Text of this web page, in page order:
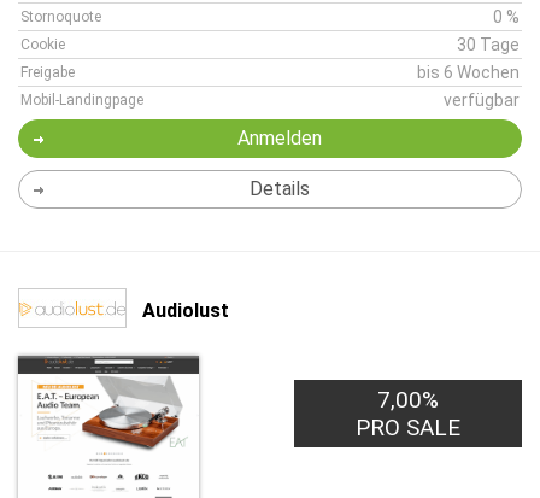
Stornoquote 0 %
Cookie 30 Tage
Freigabe bis 6 Wochen
Mobil-Landingpage verfügbar
Anmelden
Details
Audiolust
7,00%
PRO SALE